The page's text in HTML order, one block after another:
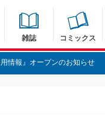
雑誌 コミックス
情報』オープンのお知らせ